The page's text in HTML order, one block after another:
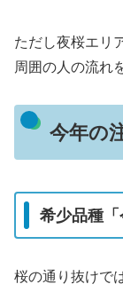
ただし夜桜エリ
周囲の人の流れ
今年の
希少品種「
桜の通り抜けで